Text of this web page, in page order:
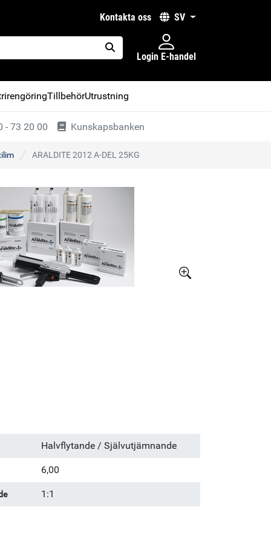
kontakta oss SV
placeholder.search
Login E-handel
TillbehörUtrustning
- 73 20 00 Kunskapsbanken
ARALDITE 2012 A-DEL 25KG
Större bild
Halvflytande / Självutjämnande
6,00
1:1